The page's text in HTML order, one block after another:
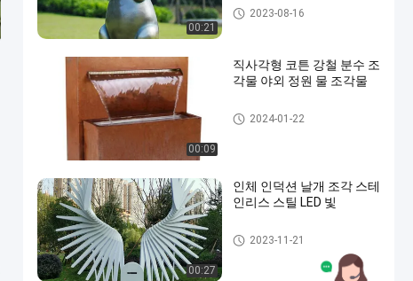
00:21
장식용 금속 조각품
2023-08-16
00:09
직사각형 코튼 강철 분수 조
각물 야외 정원 물 조각물
장식용 금속 조각품
2024-01-22
00:27
인체 인덕션 날개 조각 스테
인리스 스틸 LED 빛
장식용 금속 조각품
2023-11-21